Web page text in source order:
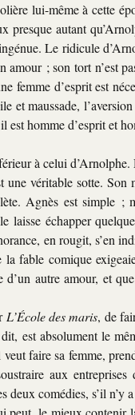
lui-même à cette
presque autant
Le ridicule
amour ; son tort n’est
femme d’esprit est
et maussade,
est homme d’esprit et
à celui
véritable sotte.
Agnès est simple ;
laisse échapper
en rougit, s’en
fable comique
d’un autre amour, et
L’École des maris, de
est absolument le
faire sa femme,
aux
deux comédies, s’il